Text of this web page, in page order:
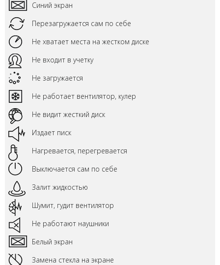
Синий экран
Перезагружается сам по себе
Не хватает места на жестком диске
Не входит в учетку
Не загружается
Не работает вентилятор, кулер
Не видит жесткий диск
Издает писк
Нагревается, перегревается
Выключается сам по себе
Залит жидкостью
Шумит, гудит вентилятор
Не работают наушники
Белый экран
Замена стекла на экране